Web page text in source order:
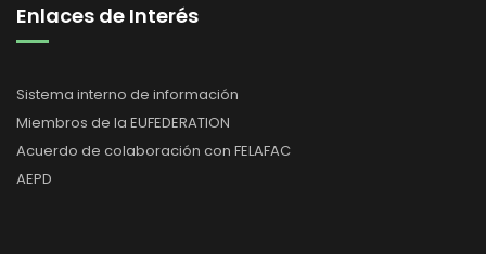
Enlaces de Interés
Sistema interno de información
Miembros de la EUFEDERATION
Acuerdo de colaboración con FELAFAC
AEPD